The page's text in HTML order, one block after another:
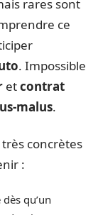
rares sont
ce
. Impossible
etcontrat
malus.
concrètes
:
qu’un